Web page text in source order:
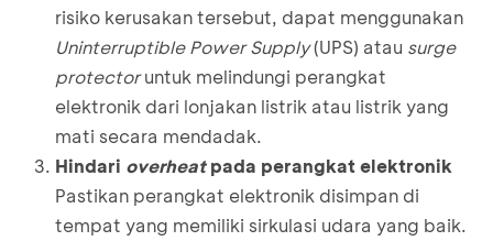
risiko kerusakan tersebut, dapat menggunakan
Uninterruptible Power Supply(UPS) atau surge
protectoruntuk melindungi perangkat
elektronik dari lonjakan listrik atau listrik yang
mati secara mendadak.
Hindari overheatpada perangkat elektronik
Pastikan perangkat elektronik disimpan di
tempat yang memiliki sirkulasi udara yang baik.